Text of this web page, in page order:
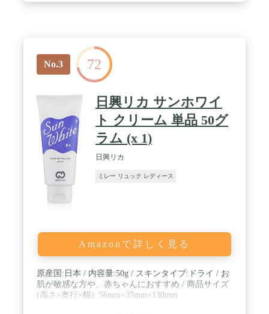
No.3 72
日興リカ サンホワイ
ト クリーム 単品 50グ
ラム (x 1)
日興リカ
ミレー リュック レディース
Amazonで詳しく見る
原産国:日本 / 内容量:50g / スキンタイプ:ドライ / お
肌が敏感な方や、赤ちゃんにおすすめ / 商品サイズ
(高さ×奥行×幅): 56mm×35mm×130mm